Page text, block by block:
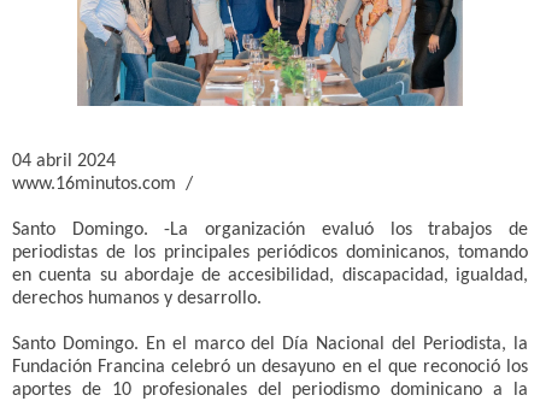
04 abril 2024
www.16minutos.com /
Santo Domingo. -La organización evaluó los trabajos de
periodistas de los principales periódicos dominicanos, tomando
en cuenta su abordaje de accesibilidad, discapacidad, igualdad,
derechos humanos y desarrollo.
Santo Domingo. En el marco del Día Nacional del Periodista, la
Fundación Francina celebró un desayuno en el que reconoció los
aportes de 10 profesionales del periodismo dominicano a la